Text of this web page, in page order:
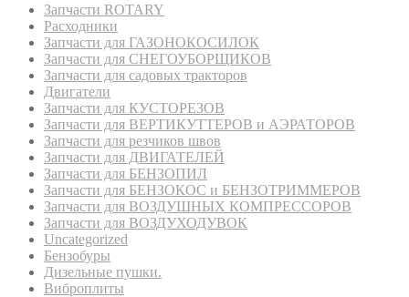
Запчасти ROTARY
Расходники
Запчасти для ГАЗОНОКОСИЛОК
Запчасти для СНЕГОУБОРЩИКОВ
Запчасти для садовых тракторов
Двигатели
Запчасти для КУСТОРЕЗОВ
Запчасти для ВЕРТИКУТТЕРОВ и АЭРАТОРОВ
Запчасти для резчиков швов
Запчасти для ДВИГАТЕЛЕЙ
Запчасти для БЕНЗОПИЛ
Запчасти для БЕНЗОКОС и БЕНЗОТРИММЕРОВ
Запчасти для ВОЗДУШНЫХ КОМПРЕССОРОВ
Запчасти для ВОЗДУХОДУВОК
Uncategorized
Бензобуры
Дизельные пушки.
Виброплиты